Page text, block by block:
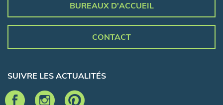
BUREAUX D'ACCUEIL
CONTACT
SUIVRE LES ACTUALITÉS